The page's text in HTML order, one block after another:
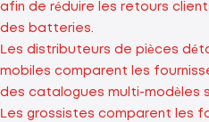
afin de réduire les retours
des batteries.
Les distributeurs de pièces
mobiles comparent les
des catalogues multi-modèles
Les grossistes comparent les